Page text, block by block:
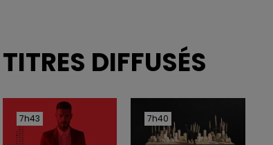
TITRES DIFFUSÉS
7h43
7h43 7h40
7h40